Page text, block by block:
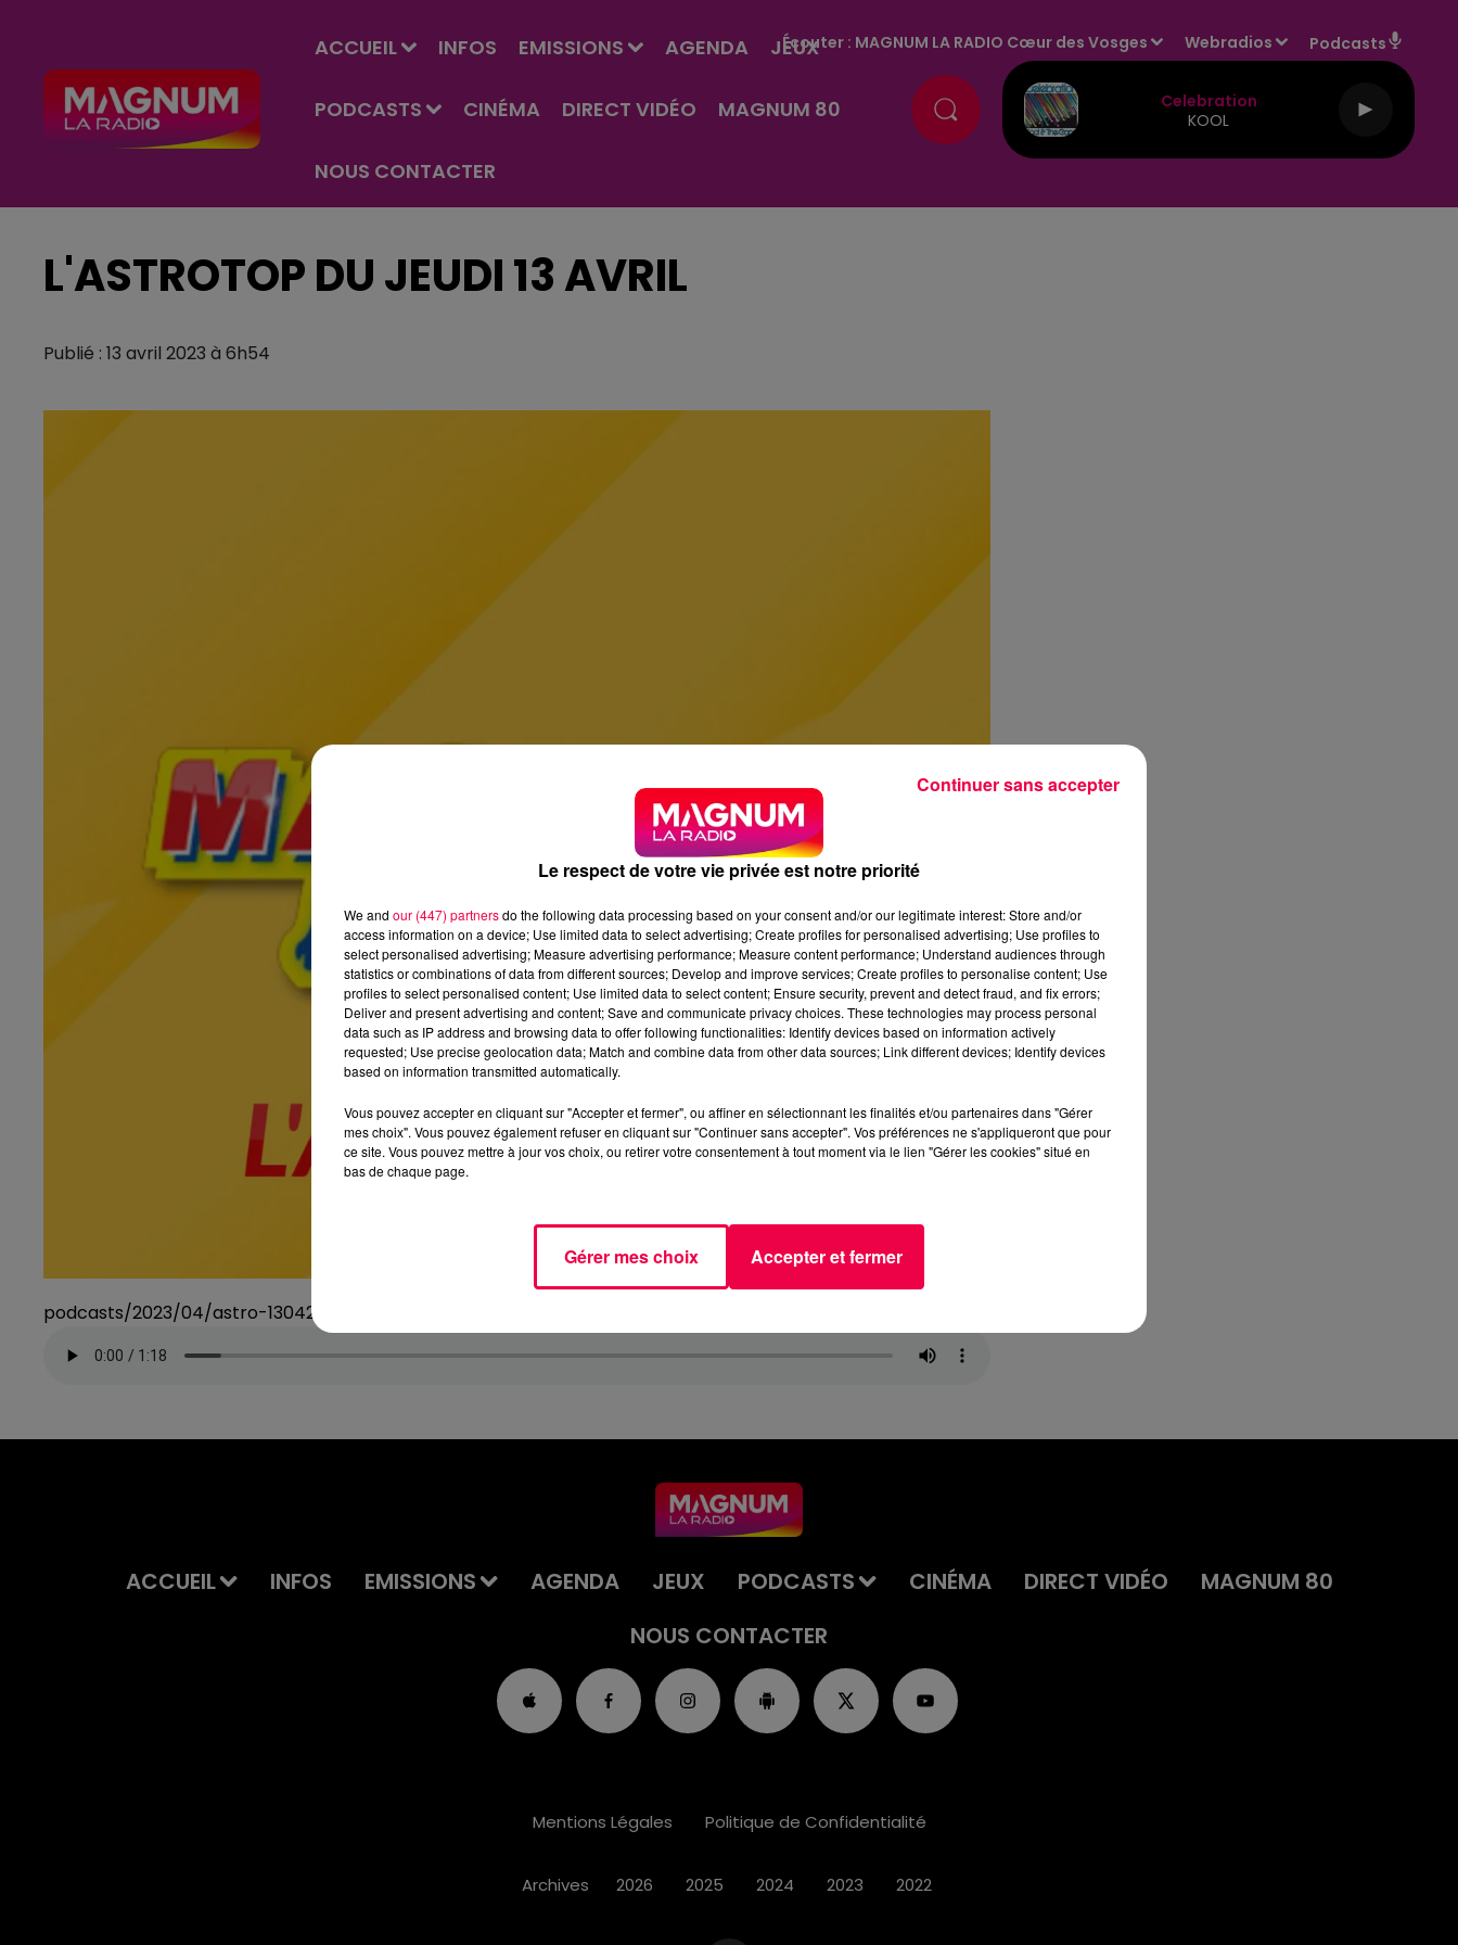
ACCUEIL INFOS EMISSIONS AGENDA JEUX
PODCASTS CINÉMA DIRECT VIDÉO MAGNUM 80
NOUS CONTACTER
Écouter : MAGNUM LA RADIO Cœur des Vosges Webradios Podcasts
Celebration
KOOL
L'ASTROTOP DU JEUDI 13 AVRIL
Publié : 13 avril 2023 à 6h54
podcasts/2023/04/astro-130423.mp3
ACCUEIL INFOS EMISSIONS AGENDA JEUX PODCASTS CINÉMA DIRECT VIDÉO
MAGNUM 80
NOUS CONTACTER
Mentions Légales Politique de Confidentialité
Archives 2026 2025 2024 2023 2022
Le respect de votre vie privée est notre priorité
We and our (447) partnersdo the following data processing based on your consent and/or our legitimate interest: Store and/or
access information on a device; Use limited data to select advertising; Create profiles for personalised advertising; Use profiles to
select personalised advertising; Measure advertising performance; Measure content performance; Understand audiences through
statistics or combinations of data from different sources; Develop and improve services; Create profiles to personalise content; Use
profiles to select personalised content; Use limited data to select content; Ensure security, prevent and detect fraud, and fix errors;
Deliver and present advertising and content; Save and communicate privacy choices. These technologies may process personal
data such as IP address and browsing data to offer following functionalities: Identify devices based on information actively
requested; Use precise geolocation data; Match and combine data from other data sources; Link different devices; Identify devices
based on information transmitted automatically.
Vous pouvez accepter en cliquant sur "Accepter et fermer", ou affiner en sélectionnant les finalités et/ou partenaires dans "Gérer
mes choix". Vous pouvez également refuser en cliquant sur "Continuer sans accepter". Vos préférences ne s'appliqueront que pour
ce site. Vous pouvez mettre à jour vos choix, ou retirer votre consentement à tout moment via le lien "Gérer les cookies" situé en
bas de chaque page.
Gérer mes choix Accepter et fermer
Continuer sans accepter